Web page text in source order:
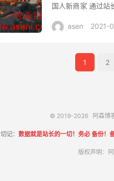
国人新商家 通过站
asen 2021-
1 2
© 2019-2026 阿森博
切记： 数据就是站长的一切！务必 备份！
版权声明：